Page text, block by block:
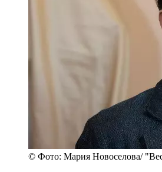
© Фото: Мария Новоселова/